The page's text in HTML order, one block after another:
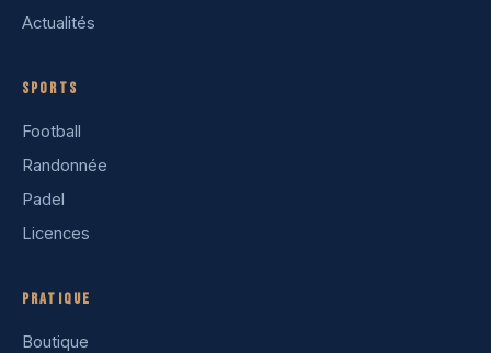
Actualités
Sports
Football
Randonnée
Padel
Licences
Pratique
Boutique